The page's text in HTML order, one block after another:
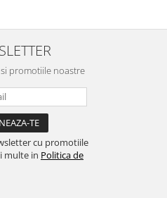
promotiile noastre
cu promotiile
multe in Politica de